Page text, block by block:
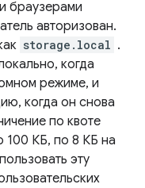
браузерами
авторизован.
storage.local .
когда
режиме, и
когда он снова
по квоте
100 КБ, по 8 КБ на
эту